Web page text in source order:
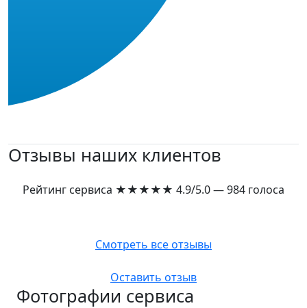
Отзывы наших клиентов
Рейтинг сервиса ★★★★★ 4.9/5.0 — 984 голоса
Смотреть все отзывы
Оставить отзыв
Фотографии сервиса